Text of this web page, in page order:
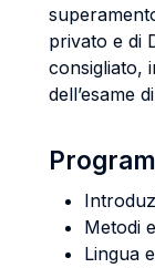
privato e di
consigliato,
dell’esame
Metodi
Lingua